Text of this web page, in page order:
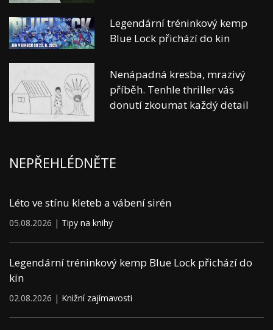
Legendární tréninkový kemp
Blue Lock přichází do kin
Nenápadná kresba, mrazivý
příběh. Tenhle thriller vás
donutí zkoumat každý detail
NEPŘEHLÉDNĚTE
Léto ve stínu kleteb a vábení sirén
05.08.2026 | Tipy na knihy
Legendární tréninkový kemp Blue Lock přichází do
kin
02.08.2026 | Knižní zajímavosti